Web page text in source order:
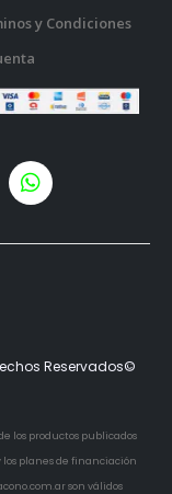
y Condiciones
Reservados©
los productos publicados
los planes de financiación
son válidos